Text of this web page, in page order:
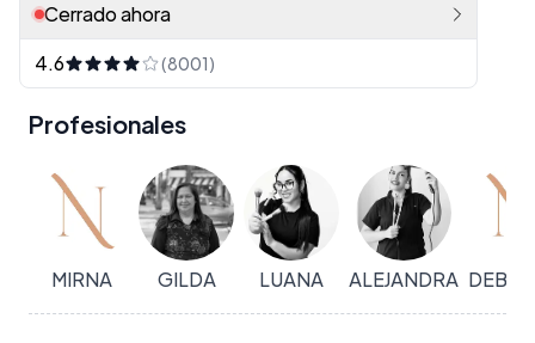
Cerrado ahora
4.6
(8001)
Profesionales
MIRNA GILDA LUANA ALEJANDRA